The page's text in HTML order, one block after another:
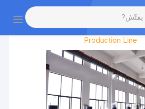
Factory Tour
Production Line